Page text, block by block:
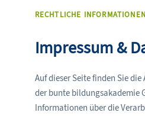
RECHTLICHE INFORMATIONEN
Impressum &
Auf dieser Seite finden Sie
der bunte bildungsakademie
Informationen über die